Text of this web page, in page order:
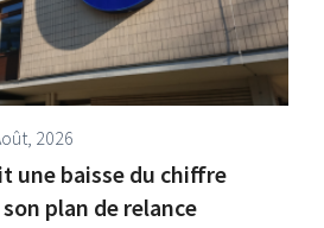
2026
une baisse du chiffre
plan de relance